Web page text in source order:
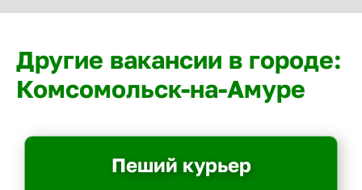
Другие вакансии в городе:
Комсомольск-на-Амуре
Пеший курьер